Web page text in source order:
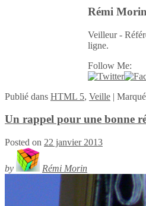
Rémi Morin
Veilleur -
ligne.
Follow Me:
Publié dans HTML 5, Veille |
Un rappel pour une bonne
Posted on 22 janvier 2013
by Rémi Morin